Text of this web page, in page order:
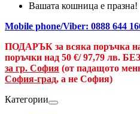
Вашата кошница е празна!
Mobile phone/Viber: 0888 644
ПОДАРЪК за всяка поръчка
поръчки над 50 €/ 97,79 лв.
за гр. София (от падащото
София-град, а не София)
Категории